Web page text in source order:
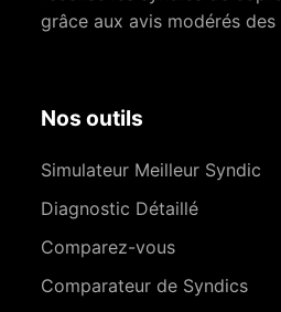
grâce aux avis modérés
Nos outils
Simulateur Meilleur Syndic
Diagnostic Détaillé
Comparez-vous
Comparateur de Syndics